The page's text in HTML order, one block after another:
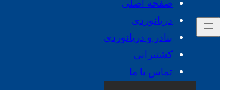
صفحه اصلی
دریانوردی
بنادر و دریانوردی
کشتیرانی
تماس با ما